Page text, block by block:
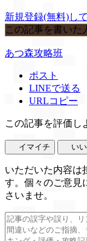
新規登録(無料)し
この記事を書いた
あつ森攻略班
ポスト
LINEで送る
URLコピー
この記事を評価し
イマイチ い
いただいた内容は
す。個々のご意見
さいませ。